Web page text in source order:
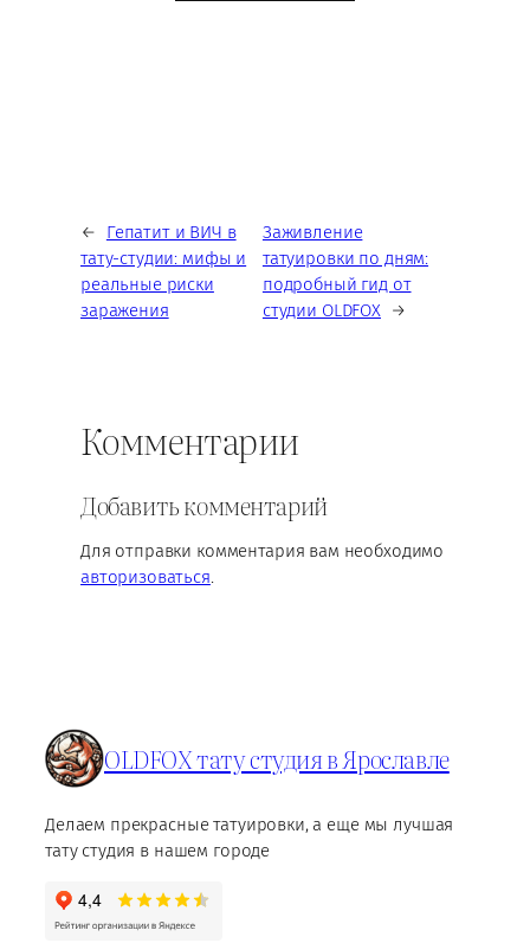
←
Гепатит и ВИЧ в
тату-студии: мифы и
реальные риски
заражения
Заживление
татуировки по дням:
подробный гид от
студии OLDFOX →
Комментарии
Добавить комментарий
Для отправки комментария вам необходимо
авторизоваться.
OLDFOX тату студия в Ярославле
Делаем прекрасные татуировки, а еще мы лучшая
тату студия в нашем городе